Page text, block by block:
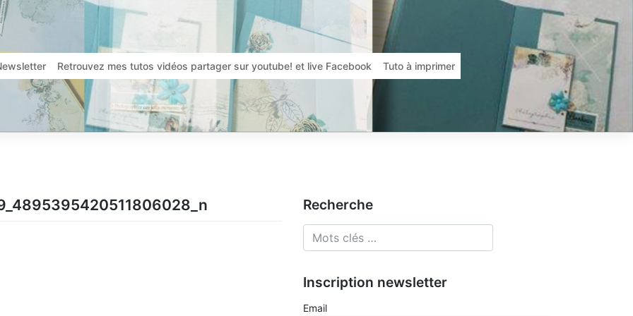
Retrouvez mes tutos vidéos partager sur youtube! et live Facebook Tuto à imprimer
Recherche
Inscription newsletter
Email